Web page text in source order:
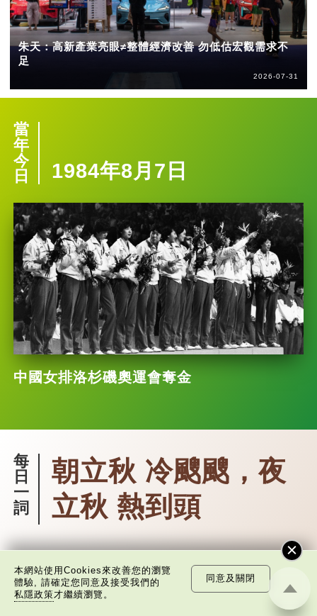
朱天：高新產業亮眼≠整體經濟改善 勿低估宏觀需求不
足
2026-07-31
當
年
今
日
1984年8月7日
中國女排洛杉磯奧運會奪金
每
日
一
詞
朝立秋 冷颼颼，夜
立秋 熱到頭
今天是立秋，是二十四節氣中的第13個節
氣。古語有云「朝立秋，冷颼颼；夜立秋，熱到
頭。」是何含義呢？
本網站使用Cookies來改善您的瀏覽
體驗, 請確定您同意及接受我們的
私隱政策才繼續瀏覽。
同意及關閉